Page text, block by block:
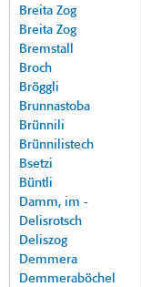
Breita Zog
Breita Zog
Bremstall
Broch
Bröggli
Brunnastoba
Brünnili
Brünnilistech
Bsetzi
Büntli
Damm, im -
Delisrotsch
Deliszog
Demmera
Demmeraböchel